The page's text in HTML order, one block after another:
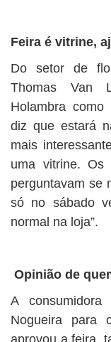
Feira é vitrine,
Do setor de
Thomas Van
Holambra como
diz que estará
mais
uma vitrine. Os
perguntavam se
só no sábado
normal na loja”.
Opinião de
A
Nogueira para
aprovou a feira,